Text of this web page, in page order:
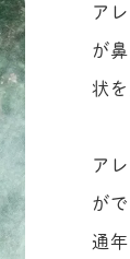
ア
が
状
ア
が
通